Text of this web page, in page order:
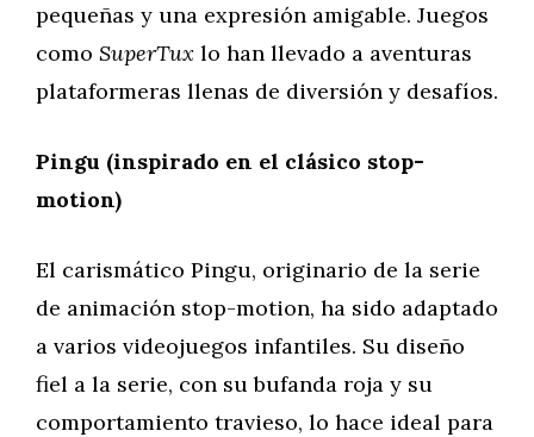
pequeñas y una expresión amigable. Juegos
como SuperTux lo han llevado a aventuras
plataformeras llenas de diversión y desafíos.
Pingu (inspirado en el clásico stop-
motion)
El carismático Pingu, originario de la serie
de animación stop-motion, ha sido adaptado
a varios videojuegos infantiles. Su diseño
fiel a la serie, con su bufanda roja y su
comportamiento travieso, lo hace ideal para